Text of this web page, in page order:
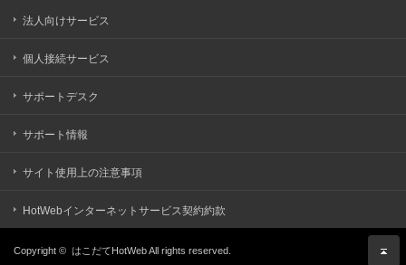
法人向けサービス
個人接続サービス
サポートデスク
サポート情報
サイト使用上の注意事項
HotWebインターネットサービス契約約款
Copyright © はこだてHotWebAll rights reserved.